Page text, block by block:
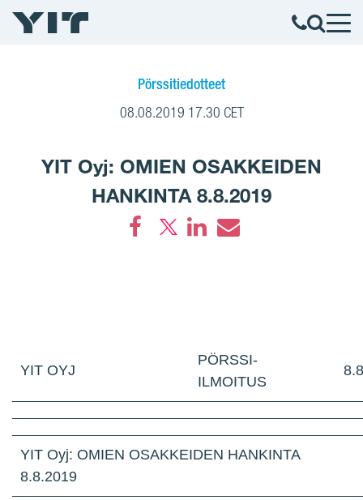
Pörssitiedotteet
08.08.2019 17.30 CET
YIT Oyj: OMIEN OSAKKEIDEN
HANKINTA 8.8.2019
YIT OYJ
PÖRSSI-
ILMOITUS
YIT Oyj: OMIEN OSAKKEIDEN HANKINTA
8.8.2019